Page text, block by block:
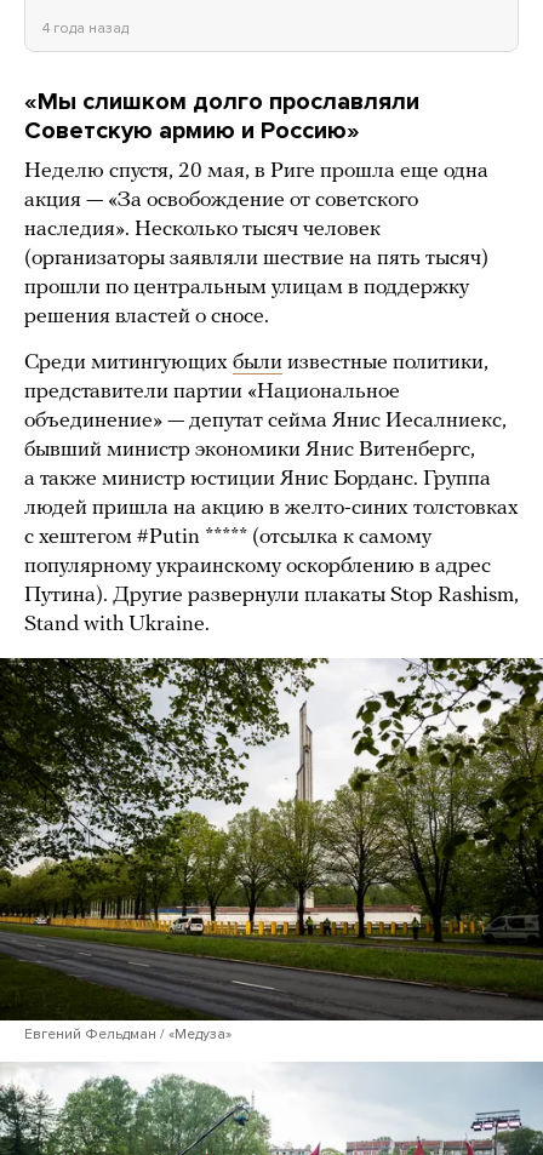
4 года назад
«Мы слишком долго прославляли
Советскую армию и Россию»
Неделю спустя, 20 мая, в Риге прошла еще одна
акция — «За освобождение от советского
наследия». Несколько тысяч человек
(организаторы заявляли шествие на пять тысяч)
прошли по центральным улицам в поддержку
решения властей о сносе.
Среди митингующих были известные политики,
представители партии «Национальное
объединение» — депутат сейма Янис Иесалниекс,
бывший министр экономики Янис Витенбергс,
а также министр юстиции Янис Борданс. Группа
людей пришла на акцию в желто-синих толстовках
с хештегом #Putin ***** (отсылка к самому
популярному украинскому оскорблению в адрес
Путина). Другие развернули плакаты Stop Rashism,
Stand with Ukraine.
Евгений Фельдман / «Медуза»